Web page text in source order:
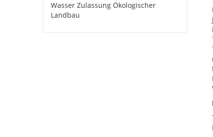
Wasser Zulassung Ökologischer
Landbau